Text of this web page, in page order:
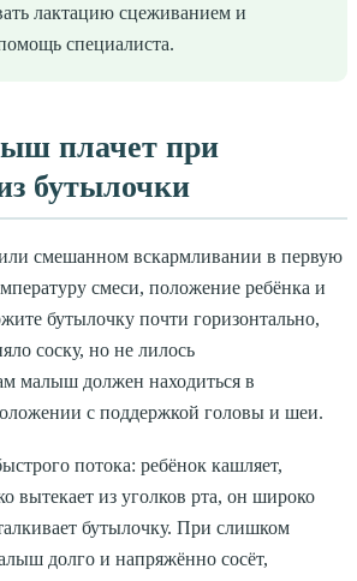
лактацию сцеживанием и
специалиста.
плачет при
бутылочки
смешанном вскармливании в первую
смеси, положение ребёнка и
бутылочку почти горизонтально,
соску, но не лилось
малыш должен находиться в
с поддержкой головы и шеи.
потока: ребёнок кашляет,
вытекает из уголков рта, он широко
бутылочку. При слишком
долго и напряжённо сосёт,